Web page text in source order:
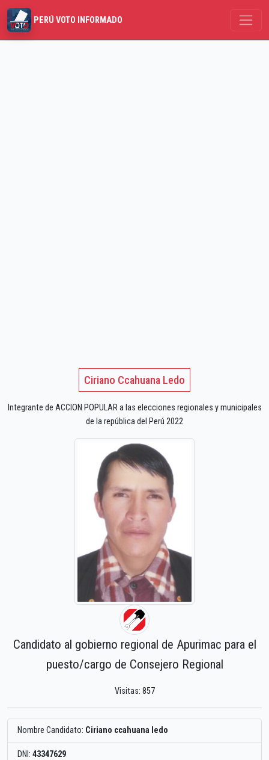
PERÚ VOTO INFORMADO
Ciriano Ccahuana Ledo
Integrante de ACCION POPULAR a las elecciones regionales y municipales
de la república del Perú 2022
Candidato al gobierno regional de Apurimac para el
puesto/cargo de Consejero Regional
Visitas: 857
Nombre Candidato: Ciriano ccahuana ledo
DNI: 43347629